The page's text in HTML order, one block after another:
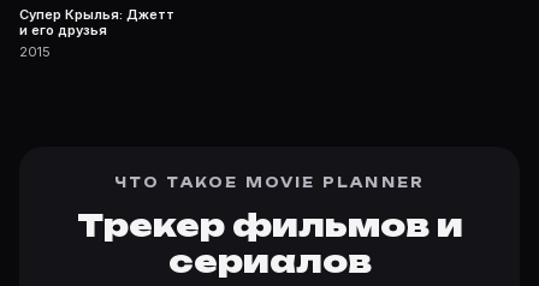
Супер Крылья: Джетт
и его друзья
2015
ЧТО ТАКОЕ MOVIE PLANNER
Трекер фильмов и
сериалов